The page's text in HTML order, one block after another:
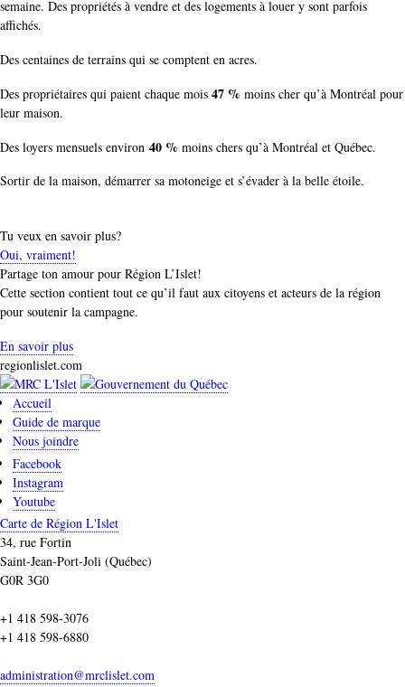
semaine. Des propriétés à vendre et des logements à louer y sont parfois
affichés.
Des centaines de terrains qui se comptent en acres.
Des propriétaires qui paient chaque mois 47 % moins cher qu’à Montréal pour
leur maison.
Des loyers mensuels environ 40 % moins chers qu’à Montréal et Québec.
Sortir de la maison, démarrer sa motoneige et s’évader à la belle étoile.
Tu veux en savoir plus?
Oui, vraiment!
Partage ton amour pour Région L’Islet!
Cette section contient tout ce qu’il faut aux citoyens et acteurs de la région
pour soutenir la campagne.
En savoir plus
regionlislet.com
Accueil
Guide de marque
Nous joindre
Facebook
Instagram
Youtube
Carte de Région L'Islet
34, rue Fortin
Saint-Jean-Port-Joli (Québec)
G0R 3G0
+1 418 598-3076
+1 418 598-6880
administration@mrclislet.com